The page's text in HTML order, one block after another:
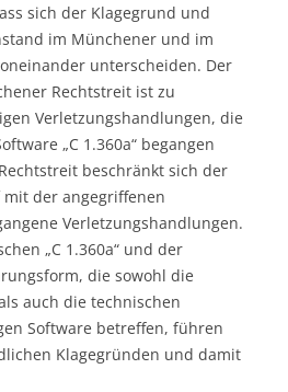
sich der Klagegrund und
im Münchener und im
unterscheiden. Der
Rechtstreit ist zu
Verletzungshandlungen, die
„C 1.360a“ begangen
beschränkt sich der
der angegriffenen
Verletzungshandlungen.
„C 1.360a“ und der
die sowohl die
auch die technischen
Software betreffen, führen
Klagegründen und damit